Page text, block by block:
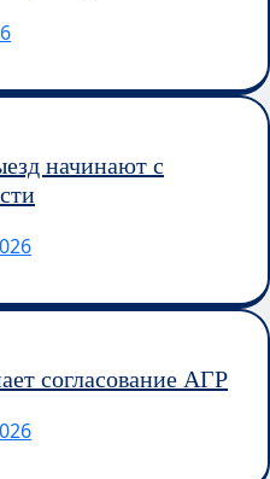
начинают с
согласование АГР